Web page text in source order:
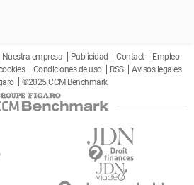
Nuestra empresa Publicidad Contact
Empleo
Condiciones de uso RSS
Avisos legales
©2025 CCM Benchmark